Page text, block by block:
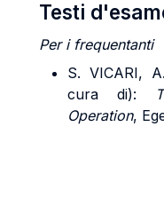
Testi
Per i frequentanti
S. VICARI,
cura di):
Operation,